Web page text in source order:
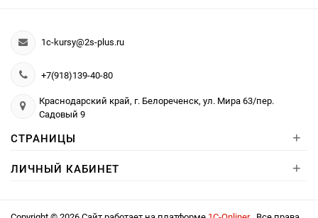
1c-kursy@2s-plus.ru
+7(918)139-40-80
Краснодарский край, г. Белореченск, ул. Мира 63/пер.
Садовый 9
СТРАНИЦЫ +
ЛИЧНЫЙ КАБИНЕТ +